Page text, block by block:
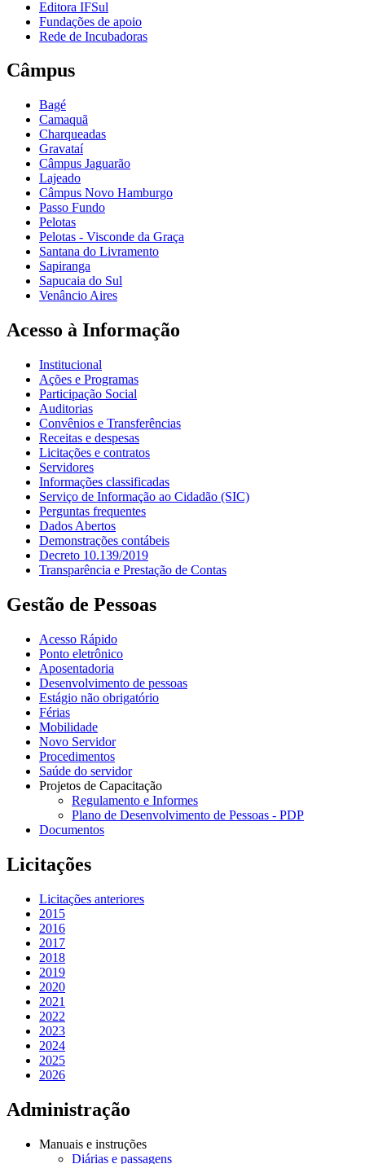
Editora IFSul
Fundações de apoio
Rede de Incubadoras
Câmpus
Bagé
Camaquã
Charqueadas
Gravataí
Câmpus Jaguarão
Lajeado
Câmpus Novo Hamburgo
Passo Fundo
Pelotas
Pelotas - Visconde da Graça
Santana do Livramento
Sapiranga
Sapucaia do Sul
Venâncio Aires
Acesso à Informação
Institucional
Ações e Programas
Participação Social
Auditorias
Convênios e Transferências
Receitas e despesas
Licitações e contratos
Servidores
Informações classificadas
Serviço de Informação ao Cidadão (SIC)
Perguntas frequentes
Dados Abertos
Demonstrações contábeis
Decreto 10.139/2019
Transparência e Prestação de Contas
Gestão de Pessoas
Acesso Rápido
Ponto eletrônico
Aposentadoria
Desenvolvimento de pessoas
Estágio não obrigatório
Férias
Mobilidade
Novo Servidor
Procedimentos
Saúde do servidor
Projetos de Capacitação
Regulamento e Informes
Plano de Desenvolvimento de Pessoas - PDP
Documentos
Licitações
Licitações anteriores
2015
2016
2017
2018
2019
2020
2021
2022
2023
2024
2025
2026
Administração
Manuais e instruções
Diárias e passagens